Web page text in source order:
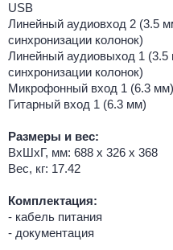
USB
Линейный аудиовход 2 (3.5
синхронизации колонок)
Линейный аудиовыход 1 (3.5
синхронизации колонок)
Микрофонный вход 1 (6.3 мм)
Гитарный вход 1 (6.3 мм)
Размеры и вес:
ВхШхГ, мм: 688 х 326 х 368
Вес, кг: 17.42
Комплектация:
- кабель питания
- документация